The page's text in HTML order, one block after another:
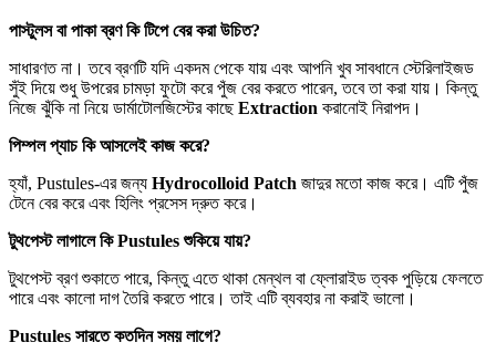
পাস্টুলস বা পাকা ব্রণ কি টিপে বের করা উচিত?
সাধারণত না। তবে ব্রণটি যদি একদম পেকে যায় এবং আপনি খুব সাবধানে স্টেরিলাইজড
সুঁই দিয়ে শুধু উপরের চামড়া ফুটো করে পুঁজ বের করতে পারেন, তবে তা করা যায়। কিন্তু
নিজে ঝুঁকি না নিয়ে ডার্মাটোলজিস্টের কাছেExtraction করানোই নিরাপদ।
পিম্পল প্যাচ কি আসলেই কাজ করে?
হ্যাঁ, Pustules-এর জন্য Hydrocolloid Patch জাদুর মতো কাজ করে। এটি পুঁজ
টেনে বের করে এবং হিলিং প্রসেস দ্রুত করে।
টুথপেস্ট লাগালে কি Pustules শুকিয়ে যায়?
টুথপেস্ট ব্রণ শুকাতে পারে, কিন্তু এতে থাকা মেন্থল বা ফ্লোরাইড ত্বক পুড়িয়ে ফেলতে
পারে এবং কালো দাগ তৈরি করতে পারে। তাই এটি ব্যবহার না করাই ভালো।
Pustules সারতে কতদিন সময় লাগে?